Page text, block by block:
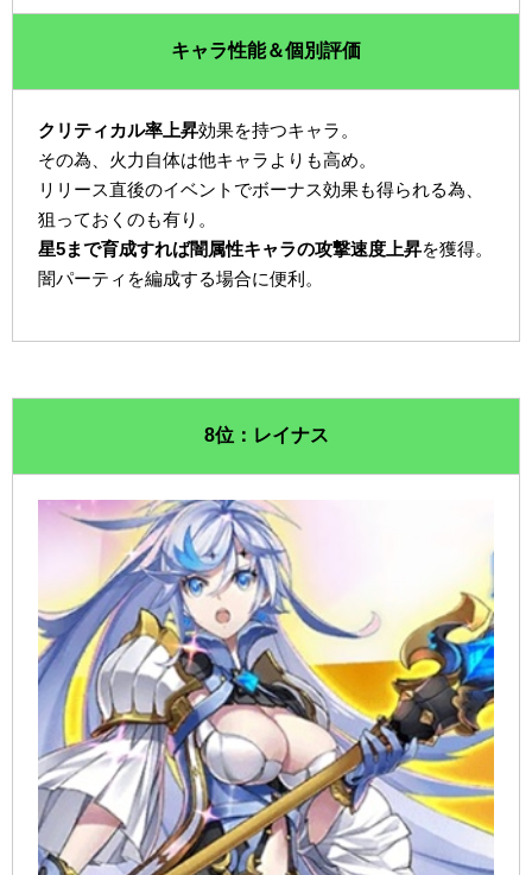
キャラ性能＆個別評価
クリティカル率上昇効果を持つキャラ。
その為、火力自体は他キャラよりも高め。
リリース直後のイベントでボーナス効果も得られる為、
狙っておくのも有り。
星5まで育成すれば闇属性キャラの攻撃速度上昇を獲得。
闇パーティを編成する場合に便利。
8位：レイナス